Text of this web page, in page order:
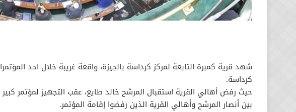
شهد قرية كمبرة التابعة لمركز كرداسة بالجيزة، واقعة غريبة خلال احد
كرداسة.
حيث رفض أهالي القرية استقبال المرشح خالد طايع، عقب التجهيز لمؤتمر
بين أنصار المرشح وأهالي القرية الذين رفضوا إقامة المؤتمر.